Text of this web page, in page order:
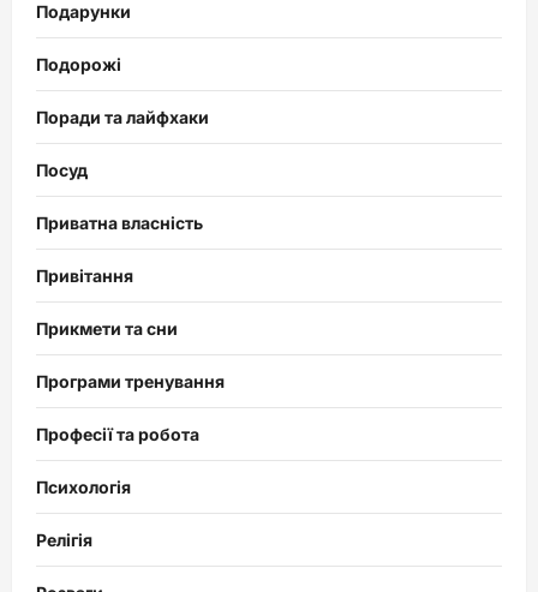
Подарунки
Подорожі
Поради та лайфхаки
Посуд
Приватна власність
Привітання
Прикмети та сни
Програми тренування
Професії та робота
Психологія
Релігія